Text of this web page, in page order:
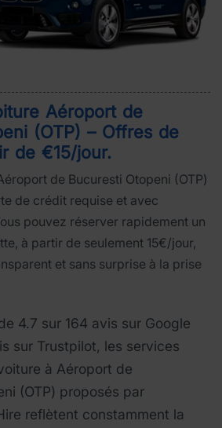
Aéroport de
(OTP) – Offres de
de €15/jour.
de Bucuresti Otopeni (OTP)
de crédit requise et avec
pouvez réserver rapidement un
à partir de seulement 15€/jour,
et sans surprise à la prise
4.7 sur 164 avis sur Google
sur Trustpilot, les services
à Aéroport de
(OTP) proposés par
reflètent constamment la